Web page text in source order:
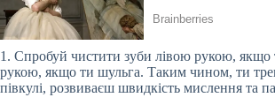
1. Спробуй чистити зуби лівою рукою,
рукою, якщо ти шульга. Таким чином, ти
півкулі, розвиваєш швидкість мислення та